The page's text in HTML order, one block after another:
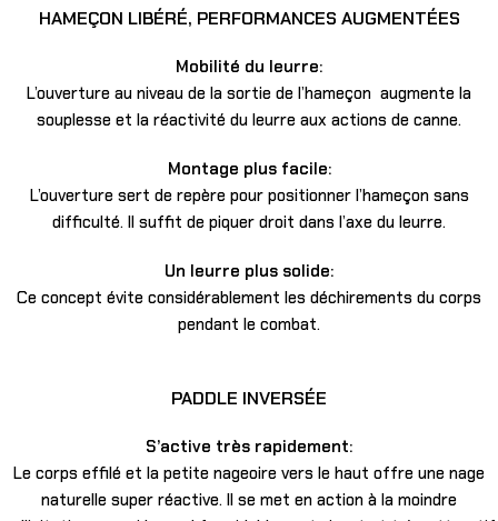
HAMEÇON LIBÉRÉ, PERFORMANCES AUGMENTÉES
Mobilité du leurre:
L’ouverture au niveau de la sortie de l’hameçon augmente la
souplesse et la réactivité du leurre aux actions de canne.
Montage plus facile:
L’ouverture sert de repère pour positionner l’hameçon sans
difficulté. Il suffit de piquer droit dans l’axe du leurre.
Un leurre plus solide:
Ce concept évite considérablement les déchirements du corps
pendant le combat.
PADDLE INVERSÉE
S’active très rapidement:
Le corps effilé et la petite nageoire vers le haut offre une nage
naturelle super réactive. Il se met en action à la moindre